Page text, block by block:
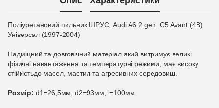
Поліуретановий пильник ШРУС, Audi A6 2 gen. C5 Avant (4B)
Універсал (1997-2004)
Надміцний та довговічний матеріал який витримує великі
фізичні навантаження та температурні режими, має високу
стійкістьдо масел, мастил та агресивних середовищ.
Розмір: d1=26,5мм; d2=93мм; l=100мм.